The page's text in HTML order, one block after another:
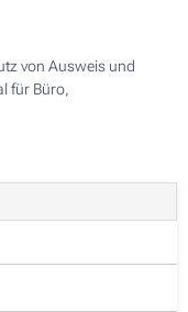
von Ausweis und
für Büro,